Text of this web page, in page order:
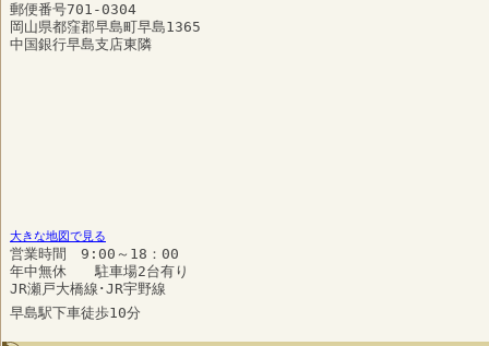
郵便番号701-0304
岡山県都窪郡早島町早島1365
中国銀行早島支店東隣
大きな地図で見る
営業時間 9:00～18：00
年中無休 駐車場2台有り
JR瀬戸大橋線･JR宇野線
早島駅下車徒歩10分